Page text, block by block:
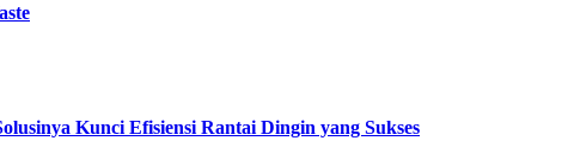
Kunci Efisiensi Rantai Dingin yang Sukses